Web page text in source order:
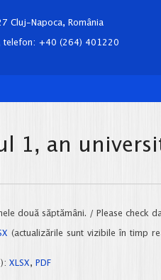
Cluj-Napoca, România
telefon: +40 (264) 401220
1, an
două săptămâni. / Please check
(actualizările sunt vizibile în timp
XLSX, PDF